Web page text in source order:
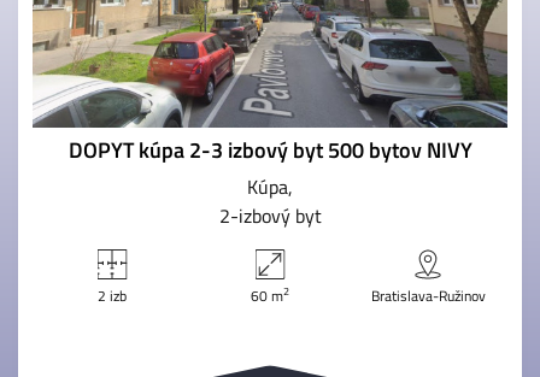
DOPYT kúpa 2-3 izbový byt 500 bytov NIVY
Kúpa
2-izbový byt
2 izb 60 m2 Bratislava-Ružinov